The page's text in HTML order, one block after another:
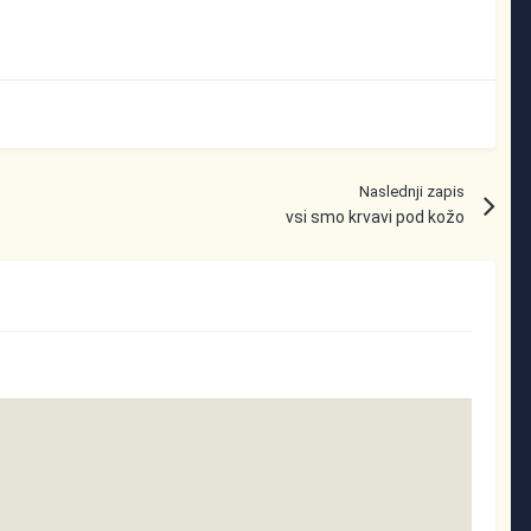
Naslednji zapis
vsi smo krvavi pod kožo